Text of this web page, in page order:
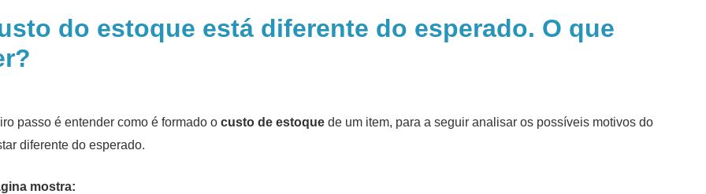
do estoque está diferente do esperado. O que
passo é entender como é formado o custo de estoque de um item, para a seguir analisar os possíveis motivos do
diferente do esperado.
mostra: